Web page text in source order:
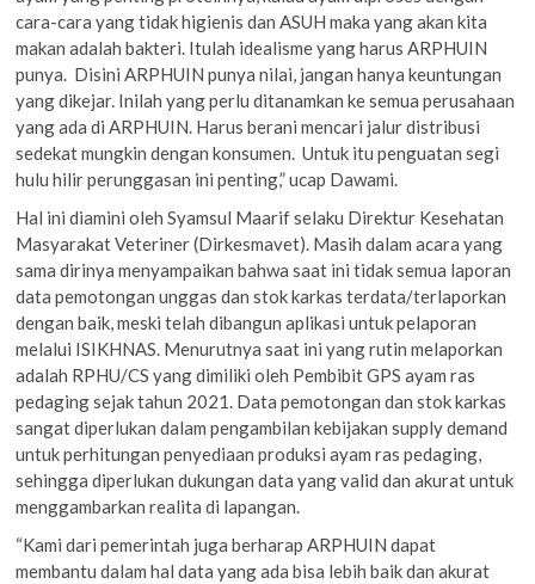
cara-cara yang tidak higienis dan ASUH maka yang akan kita
makan adalah bakteri. Itulah idealisme yang harus ARPHUIN
punya. Disini ARPHUIN punya nilai, jangan hanya keuntungan
yang dikejar. Inilah yang perlu ditanamkan ke semua perusahaan
yang ada di ARPHUIN. Harus berani mencari jalur distribusi
sedekat mungkin dengan konsumen. Untuk itu penguatan segi
hulu hilir perunggasan ini penting,” ucap Dawami.
Hal ini diamini oleh Syamsul Maarif selaku Direktur Kesehatan
Masyarakat Veteriner (Dirkesmavet). Masih dalam acara yang
sama dirinya menyampaikan bahwa saat ini tidak semua laporan
data pemotongan unggas dan stok karkas terdata/terlaporkan
dengan baik, meski telah dibangun aplikasi untuk pelaporan
melalui ISIKHNAS. Menurutnya saat ini yang rutin melaporkan
adalah RPHU/CS yang dimiliki oleh Pembibit GPS ayam ras
pedaging sejak tahun 2021. Data pemotongan dan stok karkas
sangat diperlukan dalam pengambilan kebijakan supply demand
untuk perhitungan penyediaan produksi ayam ras pedaging,
sehingga diperlukan dukungan data yang valid dan akurat untuk
menggambarkan realita di lapangan.
“Kami dari pemerintah juga berharap ARPHUIN dapat
membantu dalam hal data yang ada bisa lebih baik dan akurat